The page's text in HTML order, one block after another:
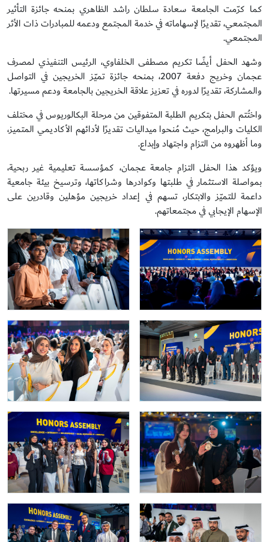
كما كرّمت الجامعة سعادة سلطان راشد الظاهري بمنحه جائزة التأثير
المجتمعي، تقديرًا لإسهاماته في خدمة المجتمع ودعمه للمبادرات ذات الأثر
المجتمعي.
وشهد الحفل أيضًا تكريم مصطفى الخلفاوي، الرئيس التنفيذي لمصرف
عجمان وخريج دفعة 2007، بمنحه جائزة تميّز الخريجين في التواصل
والمشاركة، تقديرًا لدوره في تعزيز علاقة الخريجين بالجامعة ودعم مسيرتها.
واختُتم الحفل بتكريم الطلبة المتفوقين من مرحلة البكالوريوس في مختلف
الكليات والبرامج، حيث مُنحوا ميداليات تقديرًا لأدائهم الأكاديمي المتميز،
وما أظهروه من التزام واجتهاد وإبداع.
ويؤكد هذا الحفل التزام جامعة عجمان، كمؤسسة تعليمية غير ربحية،
بمواصلة الاستثمار في طلبتها وكوادرها وشراكاتها، وترسيخ بيئة جامعية
داعمة للتميّز والابتكار، تسهم في إعداد خريجين مؤهلين وقادرين على
الإسهام الإيجابي في مجتمعاتهم.